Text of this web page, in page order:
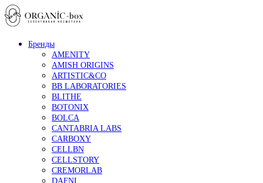
Бренды
AMENITY
AMISH ORIGINS
ARTISTIC&CO
BB LABORATORIES
BLITHE
BOTONIX
BOLCA
CANTABRIA LABS
CARBOXY
CELLBN
CELLSTORY
CREMORLAB
DAFNI